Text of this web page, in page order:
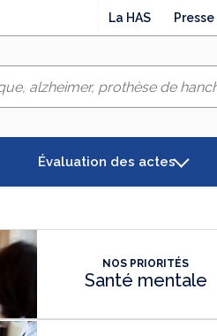
La HAS Presse
Évaluation des actes
NOS PRIORITÉS
Santé mentale